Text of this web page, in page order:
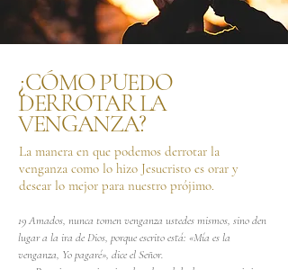
¿CÓMO PUEDO
DERROTAR LA
VENGANZA?
La manera en que podemos derrotar la
venganza como lo hizo Jesucristo es orar y
desear lo mejor para nuestro prójimo.
19 Amados, nunca tomen venganza ustedes mismos, sino den
lugar a la ira de Dios, porque escrito está: «Mía es la
venganza, Yo pagaré», dice el Señor.